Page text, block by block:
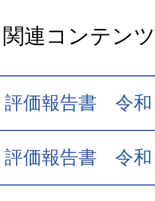
関連コンテンツ
評価報告書 令和
評価報告書 令和